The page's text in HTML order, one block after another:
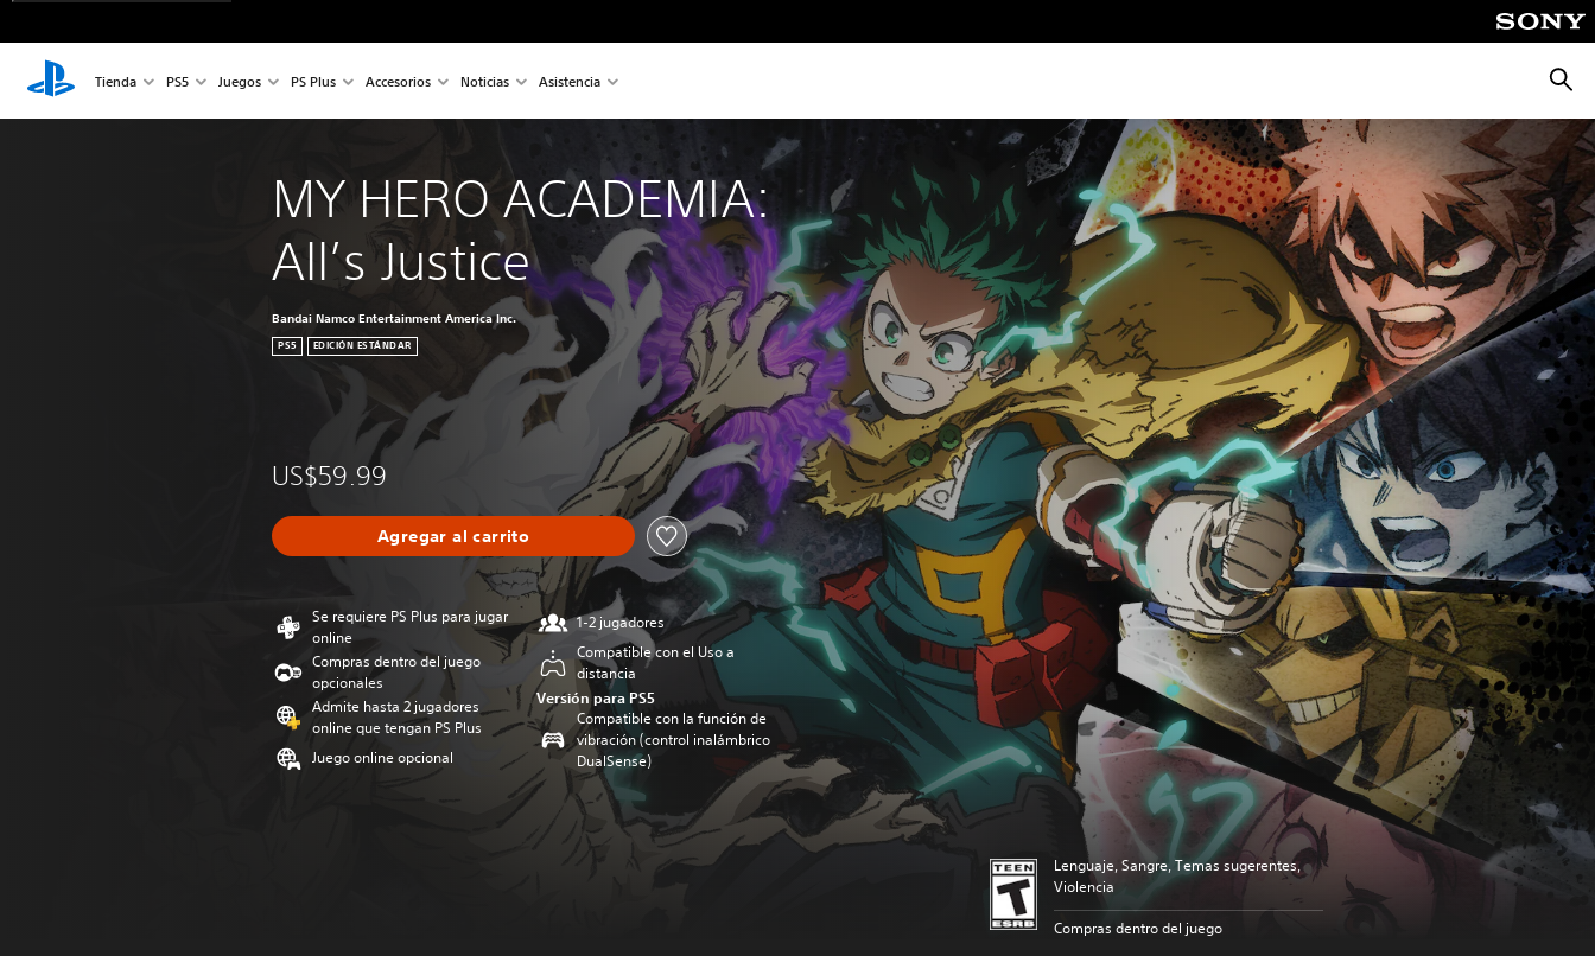
Tienda PS5 Juegos PS Plus Accesorios Noticias Asistencia
MY HERO ACADEMIA:
All’s Justice
Bandai Namco Entertainment America Inc.
PS5 EDICIÓN ESTÁNDAR
US$59.99
Agregar al carrito
Se requiere PS Plus para jugar
online
Compras dentro del juego
opcionales
Admite hasta 2 jugadores
online que tengan PS Plus
Juego online opcional
1-2 jugadores
Compatible con el Uso a
distancia
Versión para PS5
Compatible con la función de
vibración (control inalámbrico
DualSense)
Lenguaje, Sangre, Temas sugerentes,
Violencia
Compras dentro del juego